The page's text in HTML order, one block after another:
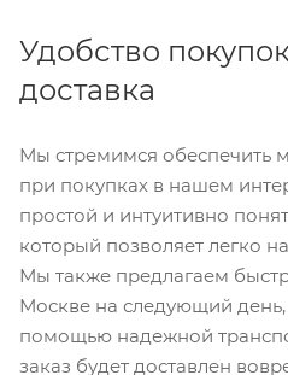
Удобство
доставка
Мы стремимся обеспечить
при покупках в нашем
простой и интуитивно
который позволяет легко
Мы также предлагаем
Москве на следующий
помощью надежной
заказ будет доставлен